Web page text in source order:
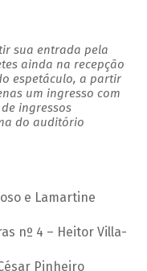
sua entrada pela
ainda na recepção
espetáculo, a partir
um ingresso com
ingressos
do auditório
e Lamartine
nº 4 – Heitor Villa-
Pinheiro